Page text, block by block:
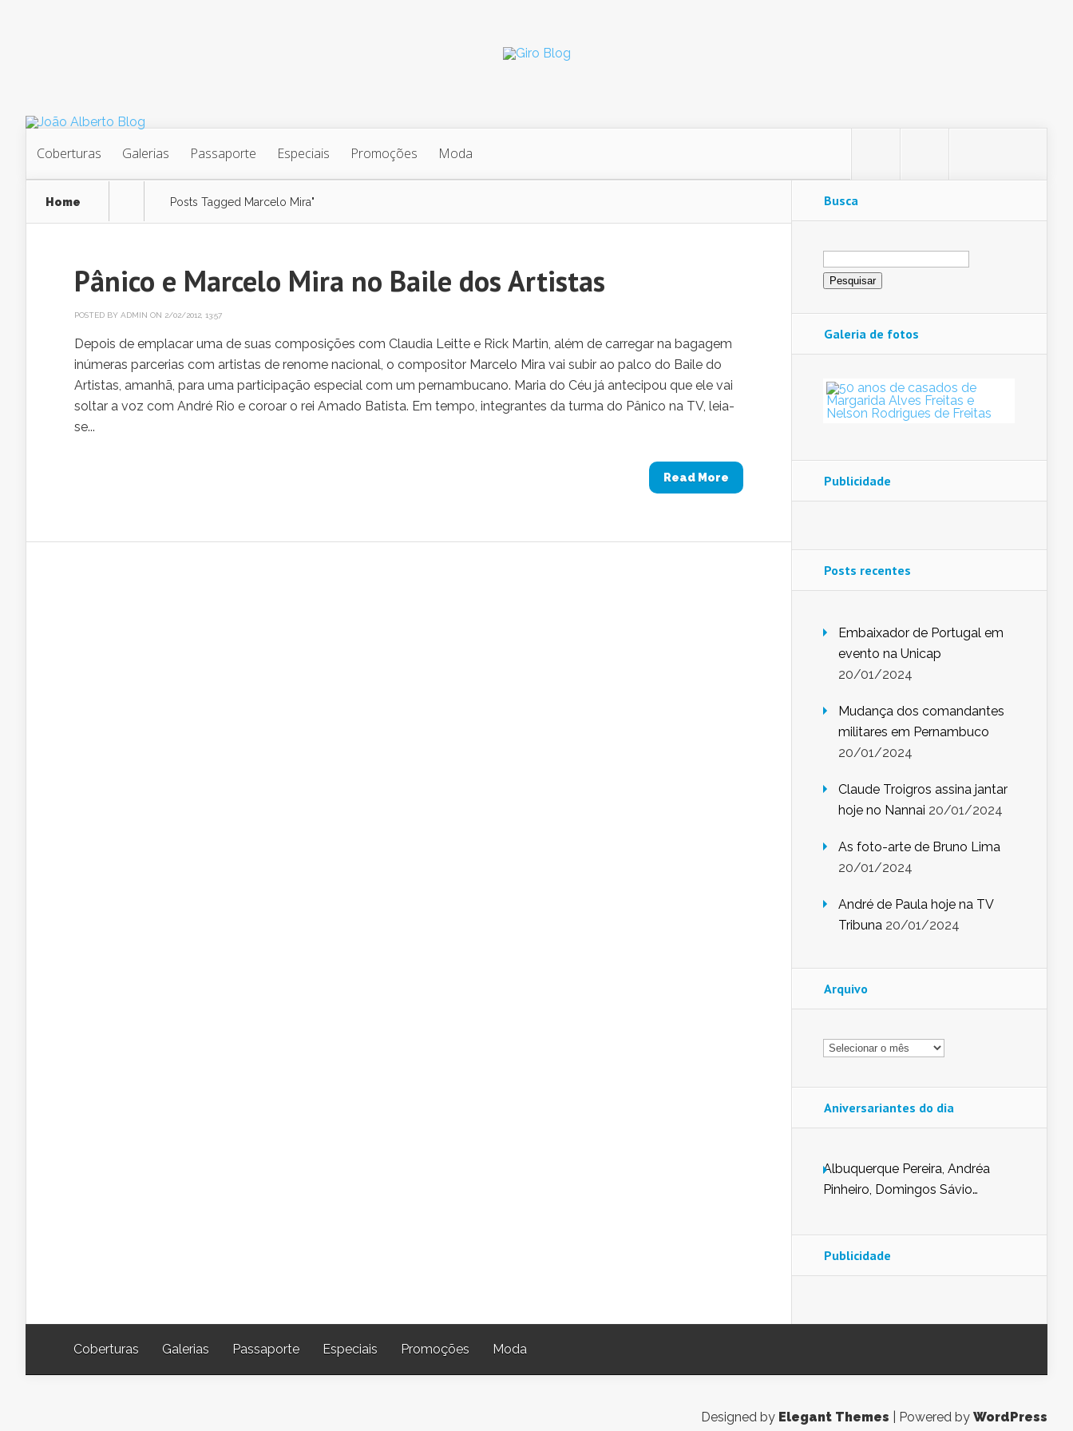
Coberturas Galerias Passaporte Especiais Promoções Moda
Home Posts Tagged Marcelo Mira"
Pânico e Marcelo Mira no Baile dos Artistas
POSTED BY ADMIN ON 2/02/2012, 13:57
Depois de emplacar uma de suas composições com Claudia Leitte e Rick Martin, além de carregar na bagagem
inúmeras parcerias com artistas de renome nacional, o compositor Marcelo Mira vai subir ao palco do Baile do
Artistas, amanhã, para uma participação especial com um pernambucano. Maria do Céu já antecipou que ele vai
soltar a voz com André Rio e coroar o rei Amado Batista. Em tempo, integrantes da turma do Pânico na TV, leia-
se...
Read More
Busca
Pesquisar
por:
Galeria de fotos
Publicidade
Posts recentes
Embaixador de Portugal em
evento na Unicap
20/01/2024
Mudança dos comandantes
militares em Pernambuco
20/01/2024
Claude Troigros assina jantar
hoje no Nannai 20/01/2024
As foto-arte de Bruno Lima
20/01/2024
André de Paula hoje na TV
Tribuna 20/01/2024
Arquivo
Arquivo
Aniversariantes do dia
Albuquerque Pereira, Andréa
Pinheiro, Domingos Sávio
Nunes de Sena, Fátima Peixoto,
Glória Pereira, Kátia Mesel,
Publicidade
Coberturas Galerias Passaporte Especiais Promoções Moda
Designed by Elegant Themes | Powered by WordPress